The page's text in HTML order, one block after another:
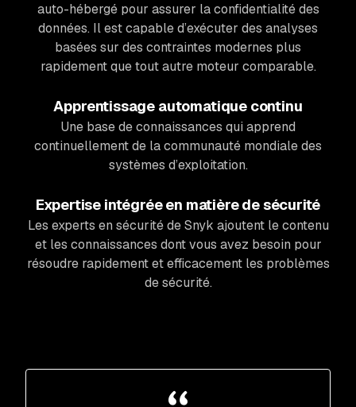
auto-hébergé pour assurer la confidentialité des
données. Il est capable d’exécuter des analyses
basées sur des contraintes modernes plus
rapidement que tout autre moteur comparable.
Apprentissage automatique continu
Une base de connaissances qui apprend
continuellement de la communauté mondiale des
systèmes d’exploitation.
Expertise intégrée en matière de sécurité
Les experts en sécurité de Snyk ajoutent le contenu
et les connaissances dont vous avez besoin pour
résoudre rapidement et efficacement les problèmes
de sécurité.